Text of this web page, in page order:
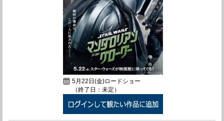
5月22日(金)ロードショー
（終了日：未定）